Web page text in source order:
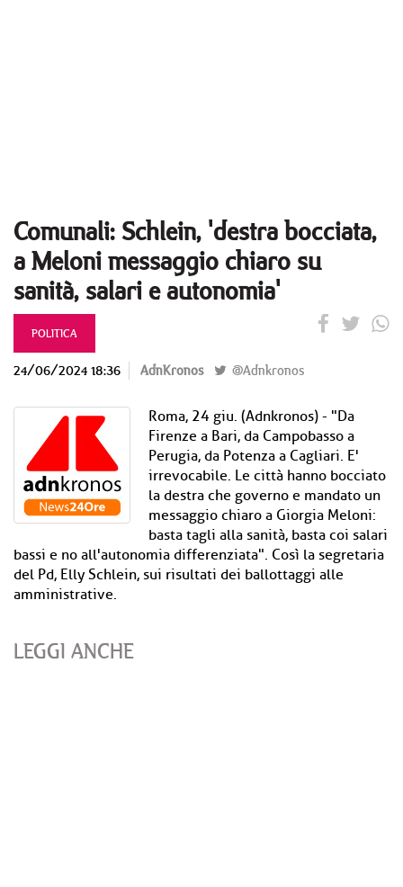
Comunali: Schlein, 'destra bocciata,
a Meloni messaggio chiaro su
sanità, salari e autonomia'
POLITICA
24/06/2024 18:36 AdnKronos @Adnkronos
Roma, 24 giu. (Adnkronos) - "Da
Firenze a Bari, da Campobasso a
Perugia, da Potenza a Cagliari. E'
irrevocabile. Le città hanno bocciato
la destra che governo e mandato un
messaggio chiaro a Giorgia Meloni:
basta tagli alla sanità, basta coi salari
bassi e no all'autonomia differenziata". Così la segretaria
del Pd, Elly Schlein, sui risultati dei ballottaggi alle
amministrative.
LEGGI ANCHE